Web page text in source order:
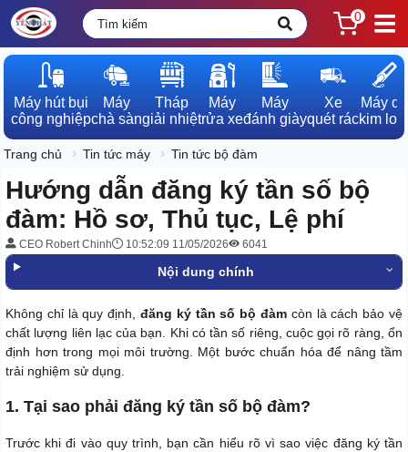
0
Máy hút bụi
công nghiệp
Máy
chà sàn
Tháp
giải nhiệt
Máy
rửa xe
Máy
đánh giày
Xe
quét rác
Máy dò
kim loại
Trang chủ Tin tức máy Tin tức bộ đàm
Hướng dẫn đăng ký tần số bộ
đàm: Hồ sơ, Thủ tục, Lệ phí
CEO Robert Chinh 10:52:09 11/05/2026 6041
Nội dung chính
Không chỉ là quy định, đăng ký tần số bộ đàm còn là cách bảo vệ
chất lượng liên lạc của bạn. Khi có tần số riêng, cuộc gọi rõ ràng, ổn
định hơn trong mọi môi trường. Một bước chuẩn hóa để nâng tầm
trải nghiệm sử dụng.
1. Tại sao phải đăng ký tần số bộ đàm?
Trước khi đi vào quy trình, bạn cần hiểu rõ vì sao việc đăng ký tần